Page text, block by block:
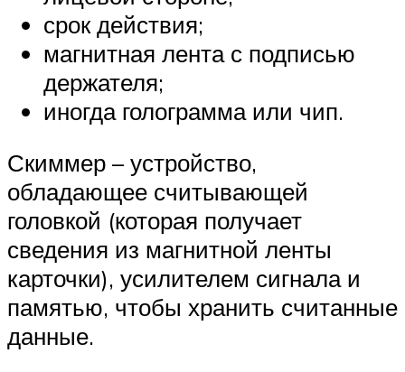
срок действия;
магнитная лента с подписью
держателя;
иногда голограмма или чип.
Скиммер – устройство,
обладающее считывающей
головкой (которая получает
сведения из магнитной ленты
карточки), усилителем сигнала и
памятью, чтобы хранить считанные
данные.